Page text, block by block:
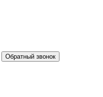
Обратный звонок